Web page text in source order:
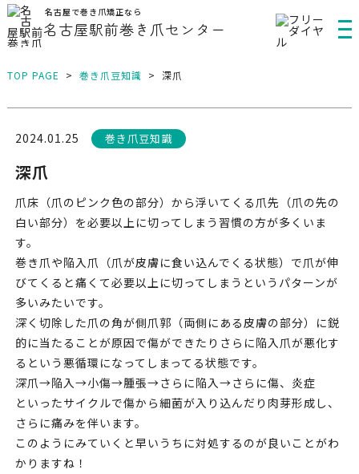
名古屋で巻き爪矯正なら
名古屋駅前巻き爪センター
TOP PAGE > 巻き爪豆知識 > 深爪
2024.01.25 巻き爪豆知識
深爪
爪床（爪のピンク色の部分）から浮いてくる爪先（爪の先の
白い部分）を必要以上に切ってしまう習慣の方が多くいま
す。
巻き爪や陥入爪（爪が皮膚に食い込んでくる状態）で爪が伸
びてくると痛くて必要以上に切ってしまうというパターンが
多いみたいです。
深く切除した爪の角が側爪郭（両側にある皮膚の部分）に鋭
的に当たることが原因で傷ができたりさらに陥入爪が悪化す
るという悪循環になってしまってる状態です。
深爪→陥入→小傷→腫張→さらに陥入→さらに傷、炎症
といったサイクルで傷から細菌が入り込んだり肉芽形成し、
さらに痛みを伴います。
このようにみていくと早いうちに対処するのが良いことがわ
かりますね！